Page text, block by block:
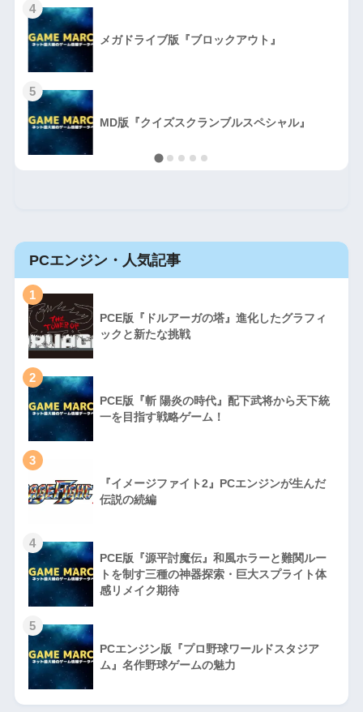
4
メガドライブ版『ブロックアウト』
5
MD版『クイズスクランブルスペシャル』
PCエンジン・人気記事
1
PCE版『ドルアーガの塔』進化したグラフィ
ックと新たな挑戦
2
PCE版『斬 陽炎の時代』配下武将から天下統
一を目指す戦略ゲーム！
3
『イメージファイト2』PCエンジンが生んだ
伝説の続編
4
PCE版『源平討魔伝』和風ホラーと難関ルー
トを制す三種の神器探索・巨大スプライト体
感リメイク期待
5
PCエンジン版『プロ野球ワールドスタジア
ム』名作野球ゲームの魅力